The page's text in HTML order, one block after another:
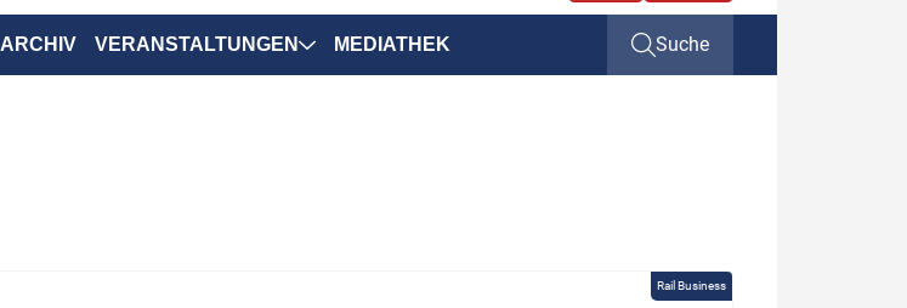
ARCHIV VERANSTALTUNGEN MEDIATHEK Suche
Rail Business